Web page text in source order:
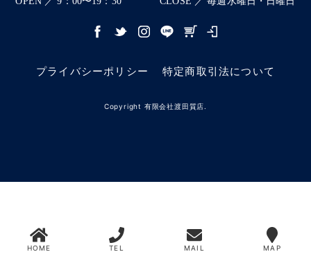
プライバシーポリシー 特定商取引法について
Copyright 有限会社渡田質店.
HOME TEL MAIL MAP